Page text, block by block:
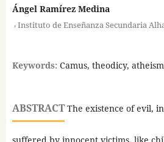
Ángel Ramírez Medina
,Instituto de Enseñanza Secundaria
Keywords: Camus, theodicy,
ABSTRACTThe existence of evil,
suffered by innocent victims, like